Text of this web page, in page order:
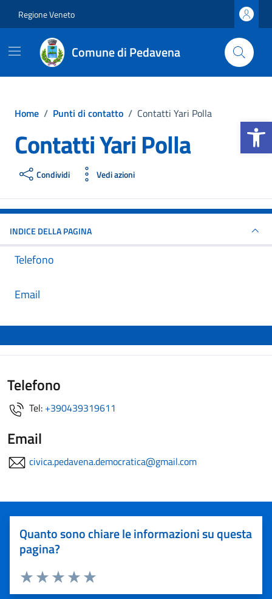
Regione Veneto
Comune di Pedavena
Home / Punti di contatto / Contatti Yari Polla
Contatti Yari Polla
Condividi Vedi azioni
INDICE DELLA PAGINA
Telefono
Email
Telefono
Tel: +390439319611
Email
civica.pedavena.democratica@gmail.com
Quanto sono chiare le informazioni su questa
pagina?
Valuta 5 stelle su 5
Valuta 4 stelle su 5
Valuta 3 stelle su 5
Valuta 2 stelle su 5
Valuta 1 stelle su 5
Apri la